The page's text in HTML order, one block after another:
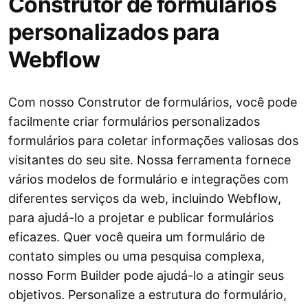
personalizados para
Webflow
Com nosso Construtor de formulários, você pode
facilmente criar formulários personalizados
formulários para coletar informações valiosas dos
visitantes do seu site. Nossa ferramenta fornece
vários modelos de formulário e integrações com
diferentes serviços da web, incluindo Webflow,
para ajudá-lo a projetar e publicar formulários
eficazes. Quer você queira um formulário de
contato simples ou uma pesquisa complexa,
nosso Form Builder pode ajudá-lo a atingir seus
objetivos. Personalize a estrutura do formulário,